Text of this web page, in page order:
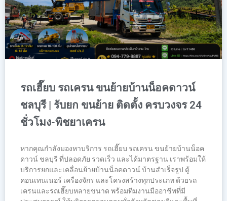
รถเฮี๊ยบ รถเครน ขนย้ายบ้านน็อคดาวน์
ชลบุรี | รับยก ขนย้าย ติดตั้ง ครบวงจร 24
ชั่วโมง-พิชยาเครน
หากคุณกำลังมองหาบริการ รถเฮี๊ยบ รถเครน ขนย้ายบ้านน็อค
ดาวน์ ชลบุรี ที่ปลอดภัย รวดเร็ว และได้มาตรฐาน เราพร้อมให้
บริการยกและเคลื่อนย้ายบ้านน็อคดาวน์ บ้านสำเร็จรูป ตู้
คอนเทนเนอร์ เครื่องจักร และโครงสร้างทุกประเภท ด้วยรถ
เครนและรถเฮี๊ยบหลายขนาด พร้อมทีมงานมืออาชีพที่มี